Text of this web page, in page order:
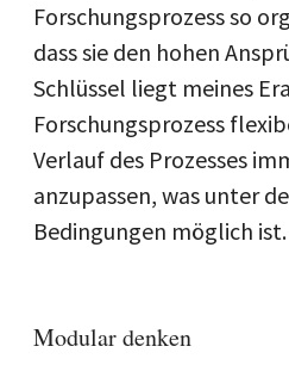
Forschungsprozess so
dass sie den hohen
Schlüssel liegt meines
Forschungsprozess
Verlauf des Prozesses
anzupassen, was unter
Bedingungen möglich ist.
Modular denken